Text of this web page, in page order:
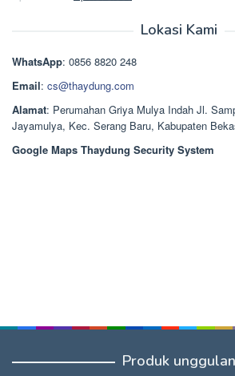
Rp1.378.000.
Lokasi Kami
WhatsApp: 0856 8820 248
Email: cs@thaydung.com
Alamat: Perumahan Griya Mulya Indah Jl.
Jayamulya, Kec. Serang Baru, Kabupaten
Google Maps Thaydung Security System
Produk unggulan